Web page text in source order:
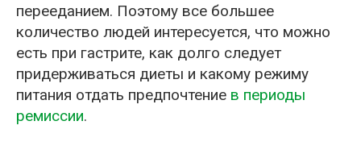
перееданием. Поэтому все большее
количество людей интересуется, что можно
есть при гастрите, как долго следует
придерживаться диеты и какому режиму
питания отдать предпочтение в периоды
ремиссии.